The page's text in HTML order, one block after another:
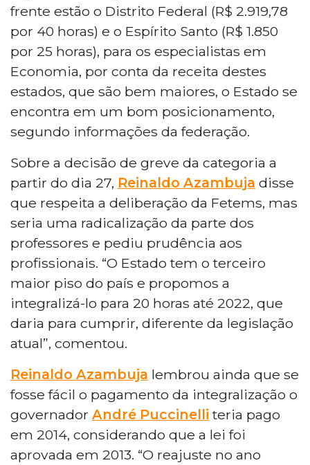
frente estão o Distrito Federal (R$ 2.919,78
por 40 horas) e o Espírito Santo (R$ 1.850
por 25 horas), para os especialistas em
Economia, por conta da receita destes
estados, que são bem maiores, o Estado se
encontra em um bom posicionamento,
segundo informações da federação.
Sobre a decisão de greve da categoria a
partir do dia 27, Reinaldo Azambuja disse
que respeita a deliberação da Fetems, mas
seria uma radicalização da parte dos
professores e pediu prudência aos
profissionais. “O Estado tem o terceiro
maior piso do país e propomos a
integralizá-lo para 20 horas até 2022, que
daria para cumprir, diferente da legislação
atual”, comentou.
Reinaldo Azambuja lembrou ainda que se
fosse fácil o pagamento da integralização o
governador André Puccinelli teria pago
em 2014, considerando que a lei foi
aprovada em 2013. “O reajuste no ano